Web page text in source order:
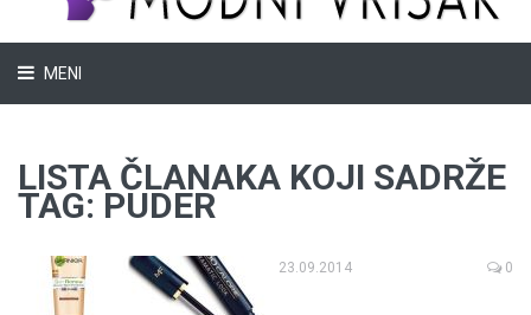
MENI
LISTA ČLANAKA KOJI SADRŽE
TAG: PUDER
23.09.2014 0